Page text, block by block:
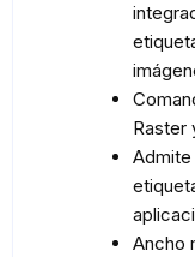
Raster
Ancho